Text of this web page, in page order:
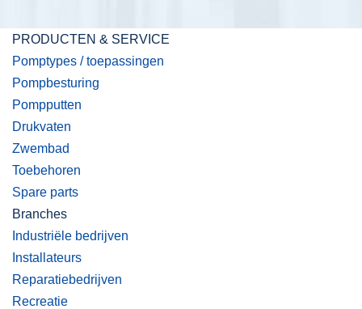
PRODUCTEN & SERVICE
Pomptypes / toepassingen
Pompbesturing
Pompputten
Drukvaten
Zwembad
Toebehoren
Spare parts
Branches
Industriële bedrijven
Installateurs
Reparatiebedrijven
Recreatie